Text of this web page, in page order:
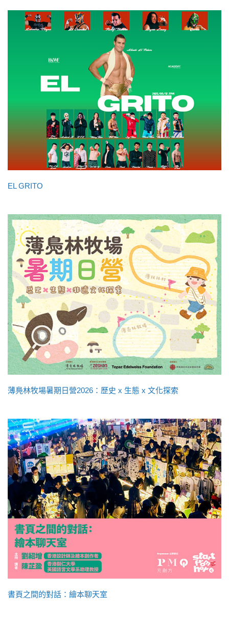
EL GRITO
薄鳧林牧場暑期日營2026：歷史 x 生態 x 文化探索
書頁之間的對話：繪本聊天室